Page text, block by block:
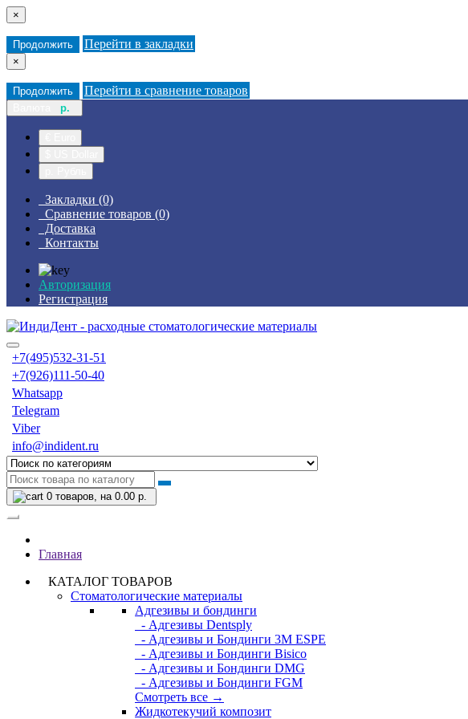
×
Продолжить Перейти в закладки
×
Продолжить Перейти в сравнение товаров
р.
Закладки (0)
Сравнение товаров (0)
Доставка
Контакты
Авторизация
Регистрация
+7(495)532-31-51
+7(926)111-50-40
Whatsapp
Telegram
Viber
info@indident.ru
0 товаров, на 0.00 р.
Главная
КАТАЛОГ ТОВАРОВ
Стоматологические материалы
Адгезивы и бондинги
- Адгезивы Dentsply
- Адгезивы и Бондинги 3M ESPE
- Адгезивы и Бондинги Bisico
- Адгезивы и Бондинги DMG
- Адгезивы и Бондинги FGM
Смотреть все →
Жидкотекучий композит